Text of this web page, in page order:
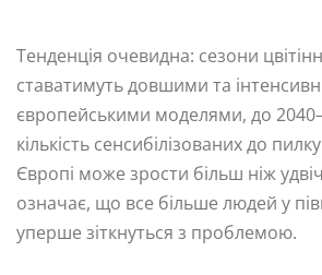
Тенденція очевидна: сезони
ставатимуть довшими та
європейськими моделями, до
кількість сенсибілізованих до
Європі може зрости більш ніж
означає, що все більше людей у
уперше зіткнуться з проблемою.